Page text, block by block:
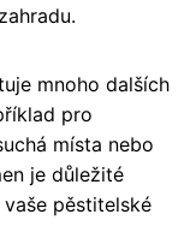
mnoho dalších
pro
místa nebo
je důležité
pěstitelské